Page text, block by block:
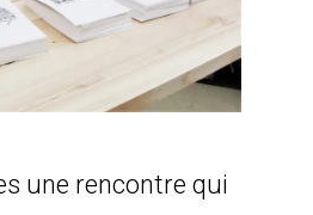
une rencontre qui